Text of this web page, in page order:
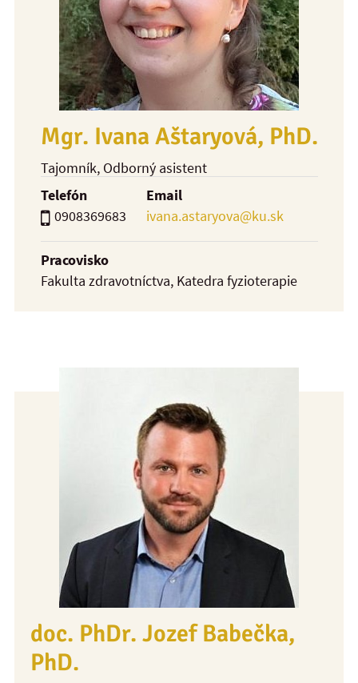
Mgr. Ivana Aštaryová, PhD.
Tajomník, Odborný asistent
Telefón
0908369683
Email
ivana.astaryova@ku.sk
Pracovisko
Fakulta zdravotníctva, Katedra fyzioterapie
doc. PhDr. Jozef Babečka,
PhD.